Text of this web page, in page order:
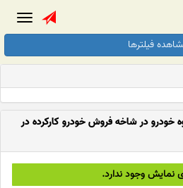
فیلترها
خودرو در شاخه فروش خودرو کارکرده در
نمایش وجود ندارد.